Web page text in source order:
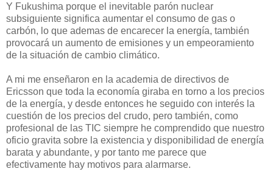
Y Fukushima porque el inevitable parón nuclear
subsiguiente significa aumentar el consumo de gas o
carbón, lo que ademas de encarecer la energía, también
provocará un aumento de emisiones y un empeoramiento
de la situación de cambio climático.
A mi me enseñaron en la academia de directivos de
Ericsson que toda la economía giraba en torno a los precios
de la energía, y desde entonces he seguido con interés la
cuestión de los precios del crudo, pero también, como
profesional de las TIC siempre he comprendido que nuestro
oficio gravita sobre la existencia y disponibilidad de energía
barata y abundante, y por tanto me parece que
efectivamente hay motivos para alarmarse.